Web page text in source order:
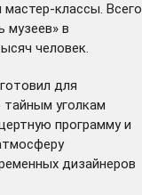
классы. Всего
музеев» в
человек.
для
тайным уголкам
программу и
дизайнеров